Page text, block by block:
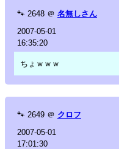
🐾 2648 ＠ 名無しさん
2007-05-01
16:35:20
ちょｗｗｗ
🐾 2649 ＠ クロフ
2007-05-01
17:01:30